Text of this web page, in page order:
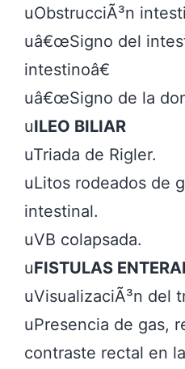
uObstrucciÃ³n
uâ€œSigno del
intestinoâ€
uâ€œSigno de la
uILEO BILIAR
uTriada de Rigler.
uLitos rodeados de
intestinal.
uVB colapsada.
uFISTULAS
uVisualizaciÃ³n del
uPresencia de gas,
contraste rectal en